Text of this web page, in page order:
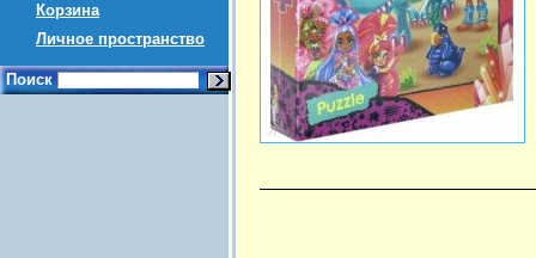
Корзина
Личное пространство
Поиск